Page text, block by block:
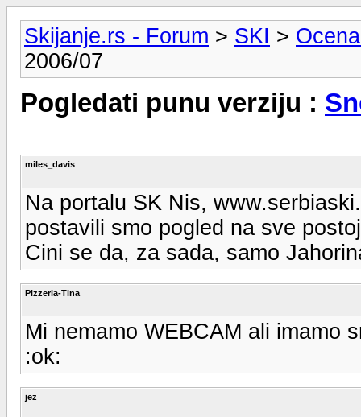
Skijanje.rs - Forum > SKI >
2006/07
Pogledati punu verziju :
miles_davis
Na portalu SK Nis,
postavili smo pogled na sve
Cini se da, za sada, samo
Pizzeria-Tina
Mi nemamo WEBCAM ali imamo
:ok:
jez